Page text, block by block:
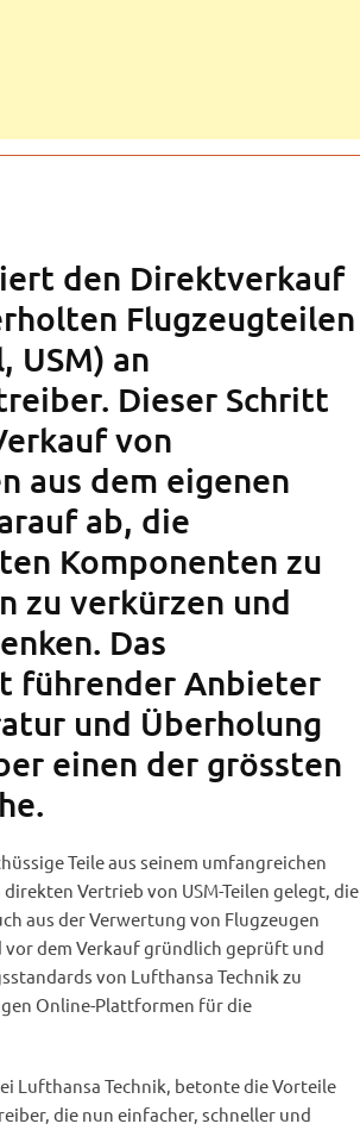
den Direktverkauf
Flugzeugteilen
USM) an
Dieser Schritt
von
aus dem eigenen
ab, die
Komponenten zu
zu verkürzen und
Das
führender Anbieter
und Überholung
einen der grössten
Teile aus seinem umfangreichen
Vertrieb von USM-Teilen gelegt, die
aus der Verwertung von Flugzeugen
dem Verkauf gründlich geprüft und
von Lufthansa Technik zu
Online-Plattformen für die
Lufthansa Technik, betonte die Vorteile
die nun einfacher, schneller und